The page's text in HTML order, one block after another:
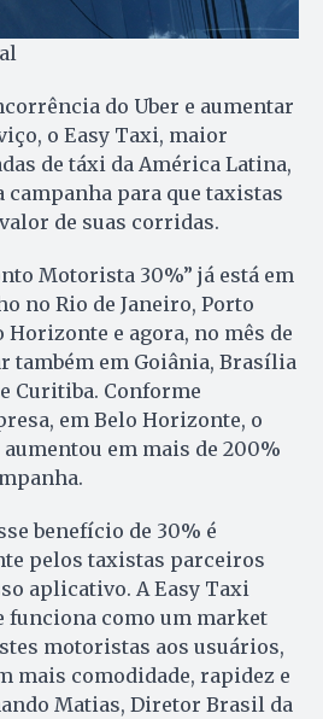
do Uber e aumentar
o Easy Taxi, maior
de táxi da América Latina,
para que taxistas
de suas corridas.
Motorista 30%” já está em
no Rio de Janeiro, Porto
Horizonte e agora, no mês de
também em Goiânia, Brasília
Curitiba. Conforme
em Belo Horizonte, o
em mais de 200%
benefício de 30% é
pelos taxistas parceiros
aplicativo. A Easy Taxi
funciona como um market
motoristas aos usuários,
mais comodidade, rapidez e
Matias, Diretor Brasil da